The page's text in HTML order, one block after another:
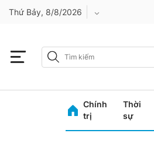
Thứ Bảy, 8/8/2026
Bình Phước
Chính
trị
Thời
sự